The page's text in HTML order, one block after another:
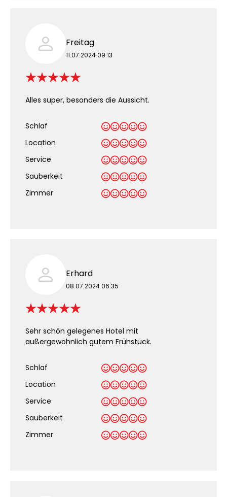
Freitag
11.07.2024 09:13
Alles super, besonders die Aussicht.
Schlaf
Location
Service
Sauberkeit
Zimmer
Erhard
08.07.2024 06:35
Sehr schön gelegenes Hotel mit
außergewöhnlich gutem Frühstück.
Schlaf
Location
Service
Sauberkeit
Zimmer